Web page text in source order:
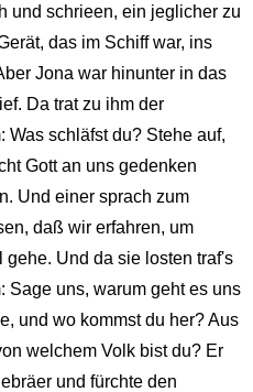
und schrieen, ein jeglicher zu
das im Schiff war, ins
Jona war hinunter in das
Da trat zu ihm der
Was schläfst du? Stehe auf,
Gott an uns gedenken
Und einer sprach zum
daß wir erfahren, um
Und da sie losten traf's
Sage uns, warum geht es uns
und wo kommst du her? Aus
welchem Volk bist du? Er
und fürchte den